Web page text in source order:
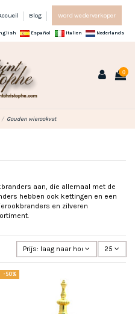
Blog Word wederverkoper
Español Italien Nederlands
0
Gouden wierookvat
aan, die allemaal met de
hebben ook kettingen en een
en zilveren
Prijs: laag naar hoog 25
-50%